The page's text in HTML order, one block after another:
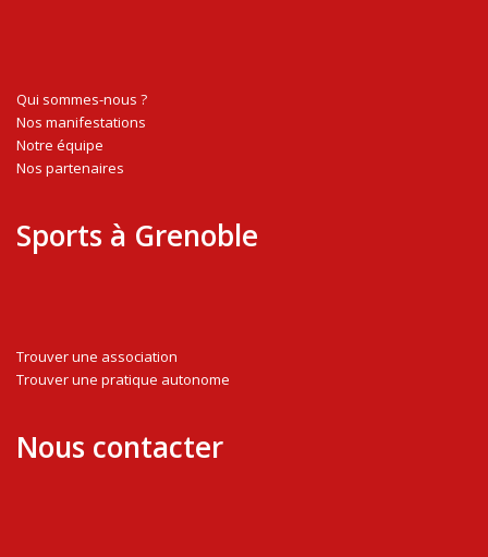
Qui sommes-nous ?
Nos manifestations
Notre équipe
Nos partenaires
Sports à Grenoble
Trouver une association
Trouver une pratique autonome
Nous contacter